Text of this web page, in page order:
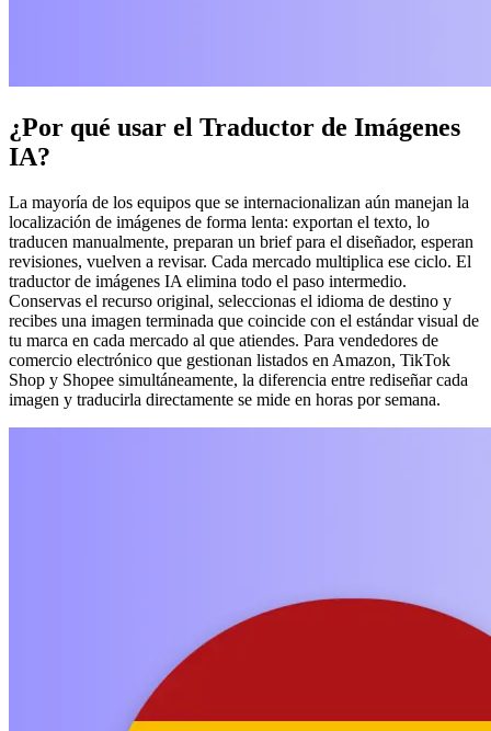
¿Por qué usar el Traductor de Imágenes
IA?
La mayoría de los equipos que se internacionalizan aún manejan la
localización de imágenes de forma lenta: exportan el texto, lo
traducen manualmente, preparan un brief para el diseñador, esperan
revisiones, vuelven a revisar. Cada mercado multiplica ese ciclo. El
traductor de imágenes IA elimina todo el paso intermedio.
Conservas el recurso original, seleccionas el idioma de destino y
recibes una imagen terminada que coincide con el estándar visual de
tu marca en cada mercado al que atiendes. Para vendedores de
comercio electrónico que gestionan listados en Amazon, TikTok
Shop y Shopee simultáneamente, la diferencia entre rediseñar cada
imagen y traducirla directamente se mide en horas por semana.